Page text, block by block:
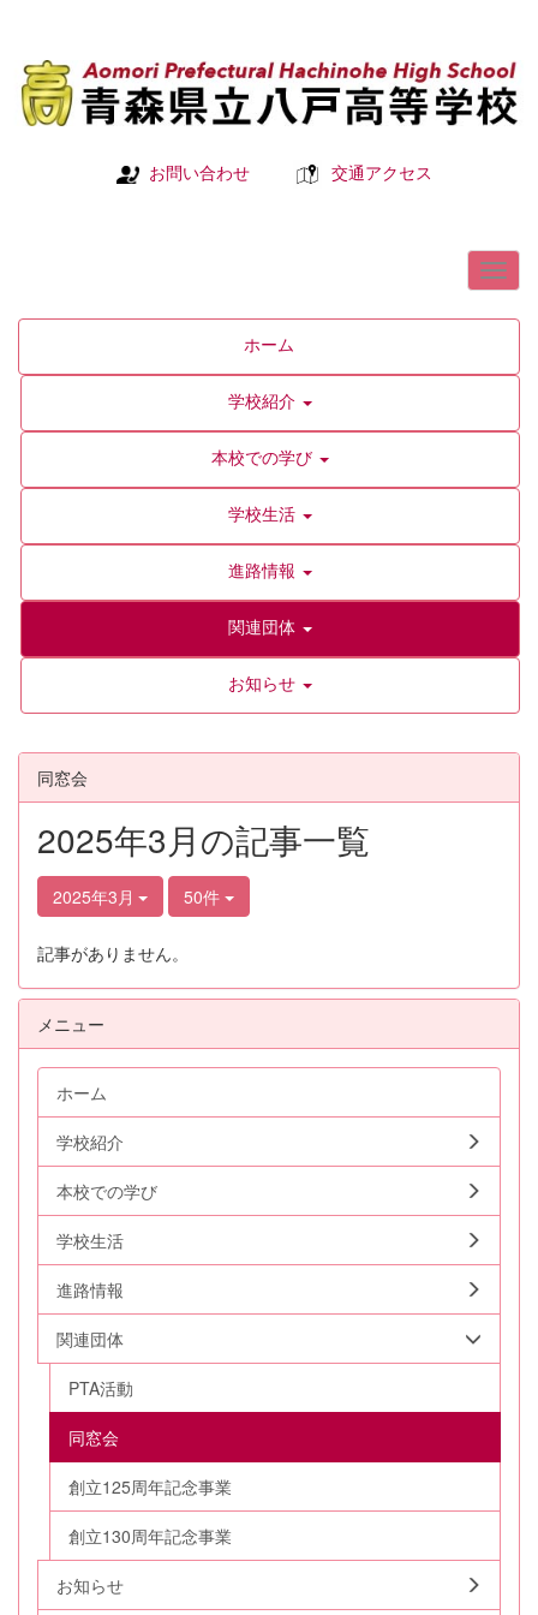
お問い合わせ 交通アクセス
ホーム
学校紹介
本校での学び
学校生活
進路情報
関連団体
お知らせ
同窓会
2025年3月の記事一覧
2025年3月 50件
記事がありません。
メニュー
ホーム
学校紹介
本校での学び
学校生活
進路情報
関連団体
PTA活動
同窓会
創立125周年記念事業
創立130周年記念事業
お知らせ